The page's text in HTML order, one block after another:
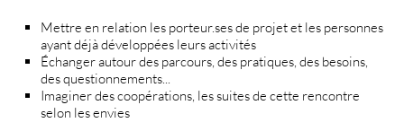
Mettre en relation les porteur.ses de projet et les personnes
ayant déjà développées leurs activités
Échanger autour des parcours, des pratiques, des besoins,
des questionnements...
Imaginer des coopérations, les suites de cette rencontre
selon les envies